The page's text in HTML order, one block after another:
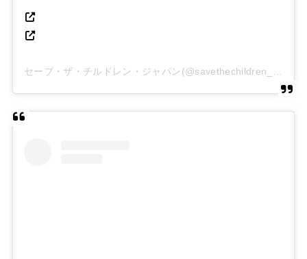
セーブ・ザ・チルドレン・ジャパン(@savethechildren_japan)がシェアした投稿